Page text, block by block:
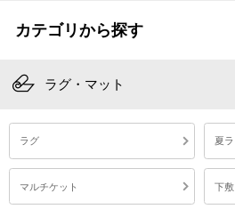
カテゴリから探す
ラグ・マット
ラグ 夏
マルチケット 下